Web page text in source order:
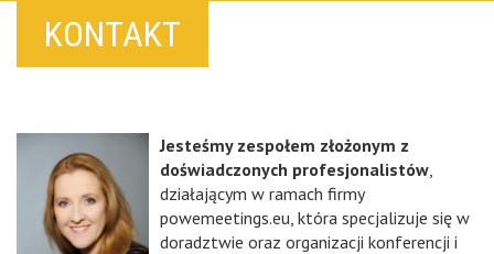
KONTAKT
Jesteśmy zespołem złożonym z
doświadczonych profesjonalistów
działającym w ramach firmy
powemeetings.eu, która specjalizuje się w
doradztwie oraz organizacji konferencji i